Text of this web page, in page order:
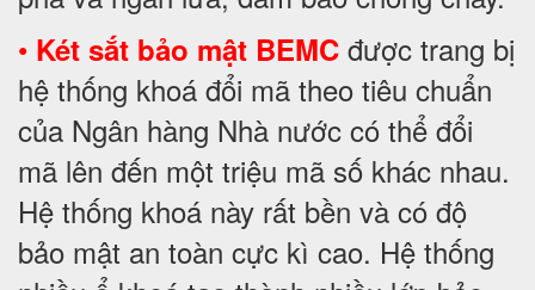
• Két sắt bảo mật BEMC được trang bị
hệ thống khoá đổi mã theo tiêu chuẩn
của Ngân hàng Nhà nước có thể đổi
mã lên đến một triệu mã số khác nhau.
Hệ thống khoá này rất bền và có độ
bảo mật an toàn cực kì cao. Hệ thống